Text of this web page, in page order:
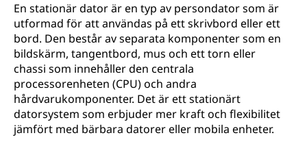
En stationär dator är en typ av persondator som är
utformad för att användas på ett skrivbord eller ett
bord. Den består av separata komponenter som en
bildskärm, tangentbord, mus och ett torn eller
chassi som innehåller den centrala
processorenheten (CPU) och andra
hårdvarukomponenter. Det är ett stationärt
datorsystem som erbjuder mer kraft och flexibilitet
jämfört med bärbara datorer eller mobila enheter.